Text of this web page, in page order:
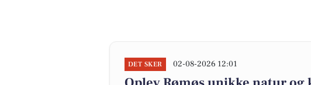
DET SKER 02-08-2026 12:01